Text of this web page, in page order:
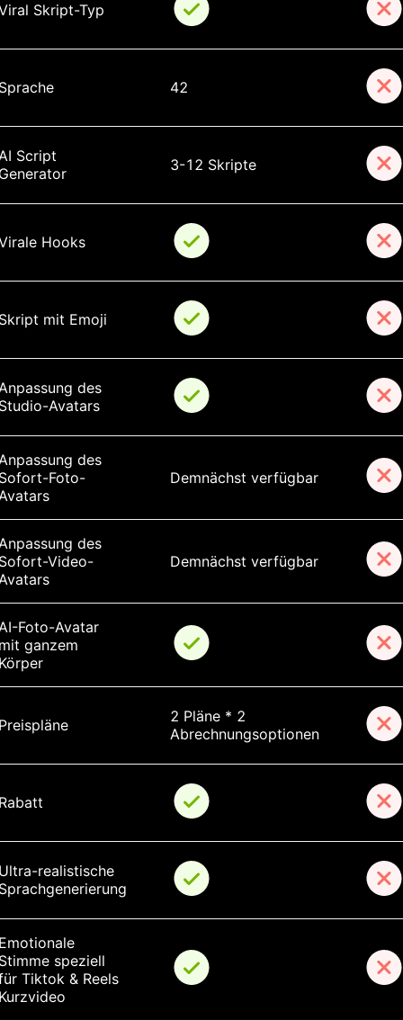
Skript-Typ
42
Script
3-12 Skripte
Hooks
mit Emoji
des
Avatars
des
Foto-
Demnächst verfügbar
des
Video-
Demnächst verfügbar
Foto-Avatar
ganzem
2 Pläne * 2
Abrechnungsoptionen
realistische
speziell
Tiktok & Reels